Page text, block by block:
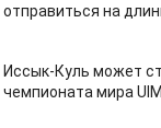
отправиться на
Иссык-Куль может
чемпионата мира